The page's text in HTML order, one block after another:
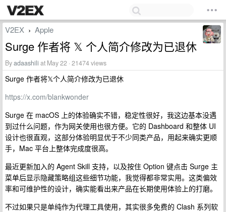
V2EX › Apple
Surge 作者将 𝕏 个人简介修改为已退休
Byadaashili at May 22 · 21474 views
Surge 作者将𝕏个人简介修改为已退休
https://x.com/blankwonder
Surge 在 macOS 上的体验确实不错，稳定性很好，我这边基本没遇
到过什么问题，作为网关使用也很方便。它的 Dashboard 和整体 UI
设计也很直观，这部分体验明显优于不少同类产品，用起来确实更顺
手，Mac 平台上整体完成度很高。
最近更新加入的 Agent Skill 支持，以及按住 Option 键点击 Surge 主
菜单后显示隐藏策略组这些细节功能，我觉得都非常实用。这类偏效
率和可维护性的设计，确实能看出来产品在长期使用体验上的打磨。
不过如果只是单纯作为代理工具使用，其实很多免费的 Clash 系列软